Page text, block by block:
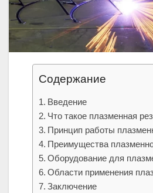
Содержание
Введение
Что такое плазменная
Принцип работы
Преимущества
Оборудование для
Области применения
Заключение